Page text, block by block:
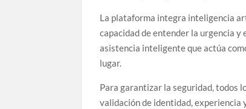
La plataforma integra inteligencia
capacidad de entender la urgencia
asistencia inteligente que actúa
lugar.
Para garantizar la seguridad, todos
validación de identidad, experiencia